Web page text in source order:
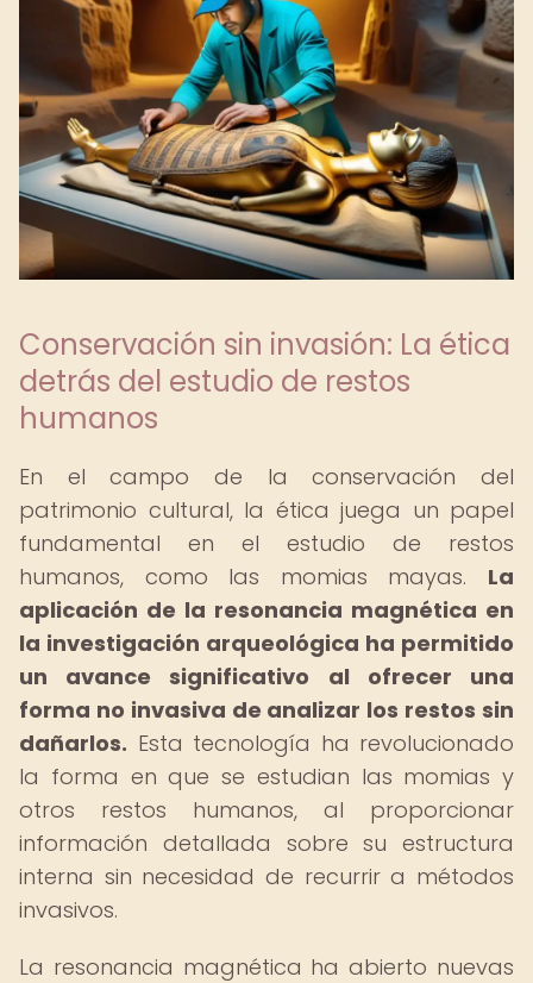
Conservación sin invasión: La ética
detrás del estudio de restos
humanos
En el campo de la conservación del
patrimonio cultural, la ética juega un papel
fundamental en el estudio de restos
humanos, como las momias mayas. La
aplicación de la resonancia magnética en
la investigación arqueológica ha permitido
un avance significativo al ofrecer una
forma no invasiva de analizar los restos sin
dañarlos. Esta tecnología ha revolucionado
la forma en que se estudian las momias y
otros restos humanos, al proporcionar
información detallada sobre su estructura
interna sin necesidad de recurrir a métodos
invasivos.
La resonancia magnética ha abierto nuevas